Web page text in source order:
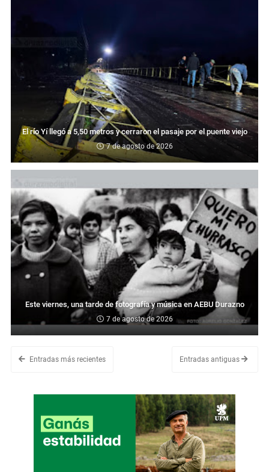
El río Yí llegó a 5,50 metros y cerraron el pasaje por el puente viejo
7 de agosto de 2026
Este viernes, una tarde de fotografía y música en AEBU Durazno
7 de agosto de 2026
Entradas más recientes Entradas antiguas